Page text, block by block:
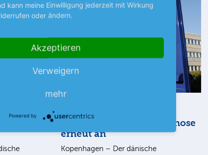
Novo Nordisk hebt Prognose
erneut an
Kopenhagen – Der dänische
kann meine Einwilligung jederzeit mit Wirkung
oder ändern.
Akzeptieren
Verweigern
mehr
Powered by